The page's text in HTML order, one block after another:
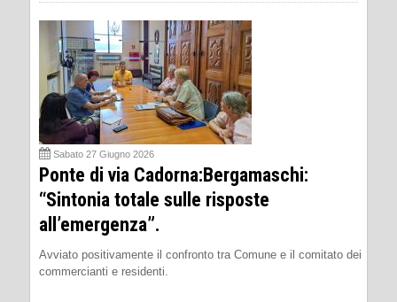
Sabato 27 Giugno 2026
Ponte di via Cadorna:Bergamaschi:
“Sintonia totale sulle risposte
all’emergenza”.
Avviato positivamente il confronto tra Comune e il comitato dei
commercianti e residenti.